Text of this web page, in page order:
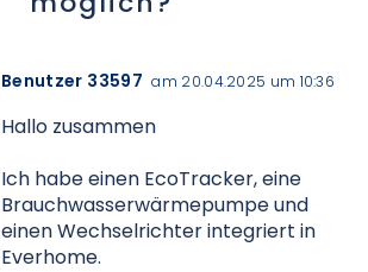
Benutzer 33597 am 20.04.2025 um 10:36
Hallo zusammen
Ich habe einen EcoTracker, eine
Brauchwasserwärmepumpe und
einen Wechselrichter integriert in
Everhome.